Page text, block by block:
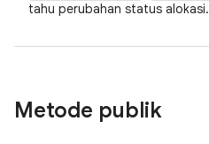
tahu perubahan status alokasi.
Metode publik